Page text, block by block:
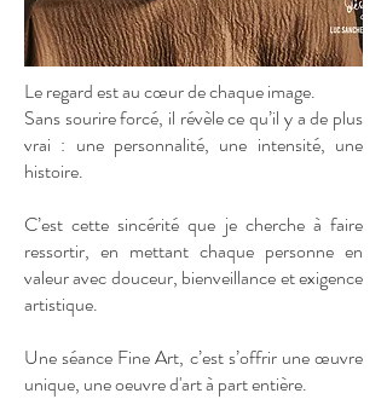
Le regard est au cœur de chaque image.
Sans sourire forcé, il révèle ce qu’il y a de plus
vrai : une personnalité, une intensité, une
histoire.
C’est cette sincérité que je cherche à faire
ressortir, en mettant chaque personne en
valeur avec douceur, bienveillance et exigence
artistique.
Une séance Fine Art, c’est s’offrir une œuvre
unique, une oeuvre d'art à part entière.